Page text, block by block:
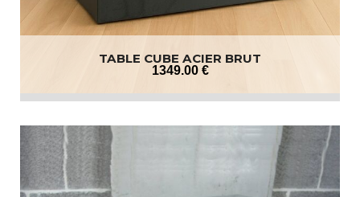
TABLE CUBE ACIER BRUT
1349.00 €